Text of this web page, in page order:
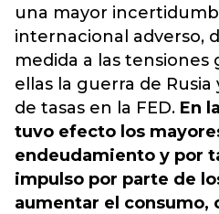
una mayor
internacional adverso,
medida a las
ellas la guerra de Rusia
de tasas en la FED. En
tuvo efecto los
endeudamiento y por
impulso por parte de
aumentar el consumo,